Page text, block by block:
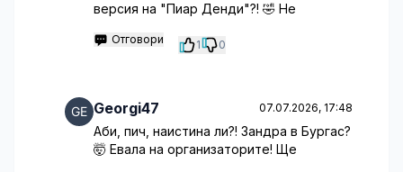
версия на "Пиар Денди"?! 🤣 Не
Отговори 1 0
Georgi47 07.07.2026, 17:48
Аби, пич, наистина ли?! Зандра в Бургас?
🤯 Евала на организаторите! Ще